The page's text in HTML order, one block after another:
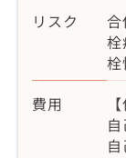
リスク
栓
費用